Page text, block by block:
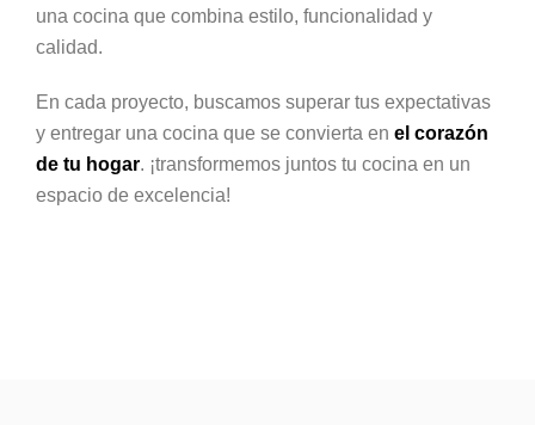
una cocina que combina estilo, funcionalidad y
calidad.
En cada proyecto, buscamos superar tus expectativas
y entregar una cocina que se convierta en el corazón
de tu hogar. ¡transformemos juntos tu cocina en un
espacio de excelencia!